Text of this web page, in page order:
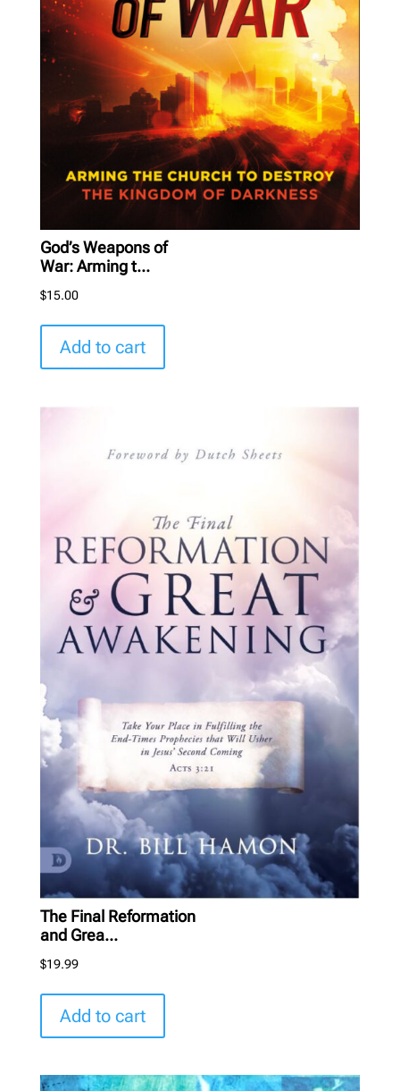
God’s Weapons of
War: Arming t...
$15.00
Add to cart
The Final Reformation
and Grea...
$19.99
Add to cart